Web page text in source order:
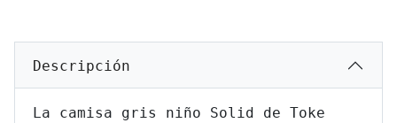
Descripción
La camisa gris niño Solid de Toke